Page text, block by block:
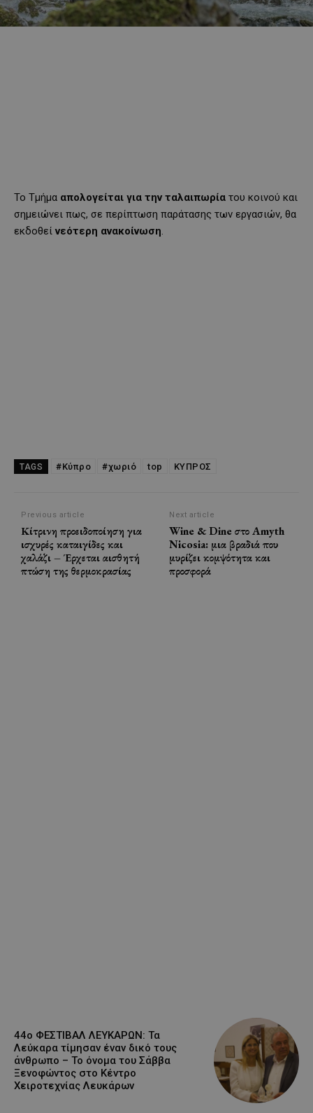
Το Τμήμα απολογείται για την ταλαιπωρία του κοινού και
σημειώνει πως, σε περίπτωση παράτασης των εργασιών, θα
εκδοθεί νεότερη ανακοίνωση
TAGS #Κύπρο #χωριό top ΚΥΠΡΟΣ
Previous article
Κίτρινη προειδοποίηση για
ισχυρές καταιγίδες και
χαλάζι – Έρχεται αισθητή
πτώση της θερμοκρασίας
Next article
Wine & Dine στο Amyth
Nicosia: μια βραδιά που
μυρίζει κομψότητα και
προσφορά
44ο ΦΕΣΤΙΒΑΛ ΛΕΥΚΑΡΩΝ: Τα
Λεύκαρα τίμησαν έναν δικό τους
άνθρωπο – Το όνομα του Σάββα
Ξενοφώντος στο Κέντρο
Χειροτεχνίας Λευκάρων